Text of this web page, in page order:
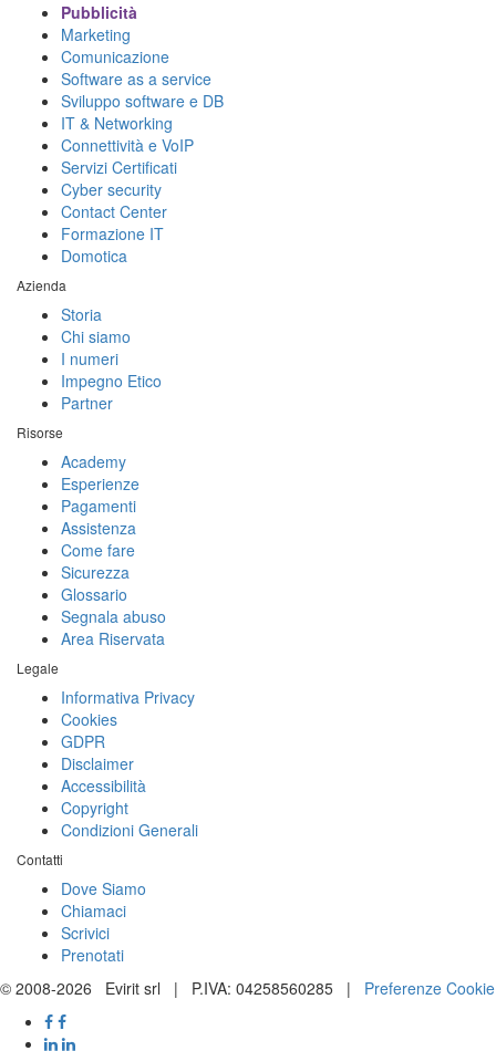
Pubblicità
Marketing
Comunicazione
Software as a service
Sviluppo software e DB
IT & Networking
Connettività e VoIP
Servizi Certificati
Cyber security
Contact Center
Formazione IT
Domotica
Azienda
Storia
Chi siamo
I numeri
Impegno Etico
Partner
Risorse
Academy
Esperienze
Pagamenti
Assistenza
Come fare
Sicurezza
Glossario
Segnala abuso
Area Riservata
Legale
Informativa Privacy
Cookies
GDPR
Disclaimer
Accessibilità
Copyright
Condizioni Generali
Contatti
Dove Siamo
Chiamaci
Scrivici
Prenotati
© 2008-2026 Evirit srl | P.IVA: 04258560285 | Preferenze Cookie